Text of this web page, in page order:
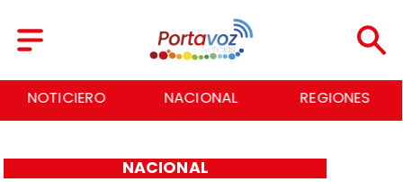
NACIONAL REGIONES ECONOMÍA
NACIONAL